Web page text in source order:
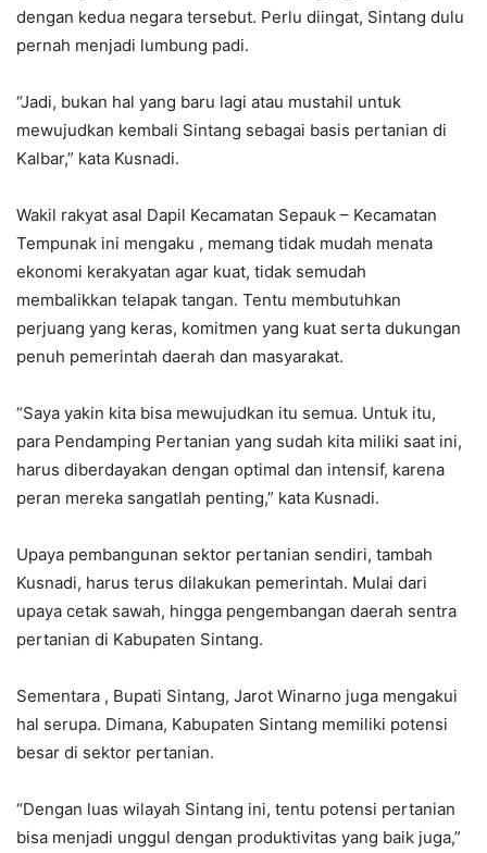
dengan kedua negara tersebut. Perlu diingat, Sintang dulu
pernah menjadi lumbung padi.
“Jadi, bukan hal yang baru lagi atau mustahil untuk
mewujudkan kembali Sintang sebagai basis pertanian di
Kalbar,” kata Kusnadi.
Wakil rakyat asal Dapil Kecamatan Sepauk – Kecamatan
Tempunak ini mengaku , memang tidak mudah menata
ekonomi kerakyatan agar kuat, tidak semudah
membalikkan telapak tangan. Tentu membutuhkan
perjuang yang keras, komitmen yang kuat serta dukungan
penuh pemerintah daerah dan masyarakat.
“Saya yakin kita bisa mewujudkan itu semua. Untuk itu,
para Pendamping Pertanian yang sudah kita miliki saat ini,
harus diberdayakan dengan optimal dan intensif, karena
peran mereka sangatlah penting,” kata Kusnadi.
Upaya pembangunan sektor pertanian sendiri, tambah
Kusnadi, harus terus dilakukan pemerintah. Mulai dari
upaya cetak sawah, hingga pengembangan daerah sentra
pertanian di Kabupaten Sintang.
Sementara , Bupati Sintang, Jarot Winarno juga mengakui
hal serupa. Dimana, Kabupaten Sintang memiliki potensi
besar di sektor pertanian.
“Dengan luas wilayah Sintang ini, tentu potensi pertanian
bisa menjadi unggul dengan produktivitas yang baik juga,”